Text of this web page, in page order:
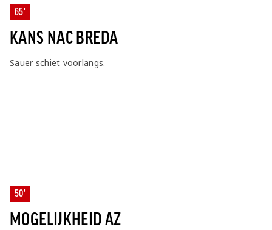
65'
KANS NAC BREDA
Sauer schiet voorlangs.
50'
MOGELIJKHEID AZ